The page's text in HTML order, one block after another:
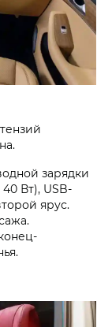
зарядки
Вт), USB-
ярус.